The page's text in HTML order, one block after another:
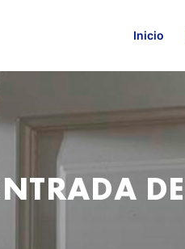
Inicio